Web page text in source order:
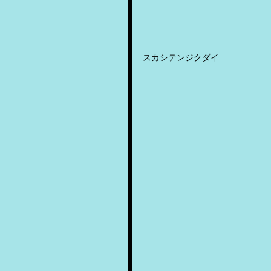
スカシテンジクダイ